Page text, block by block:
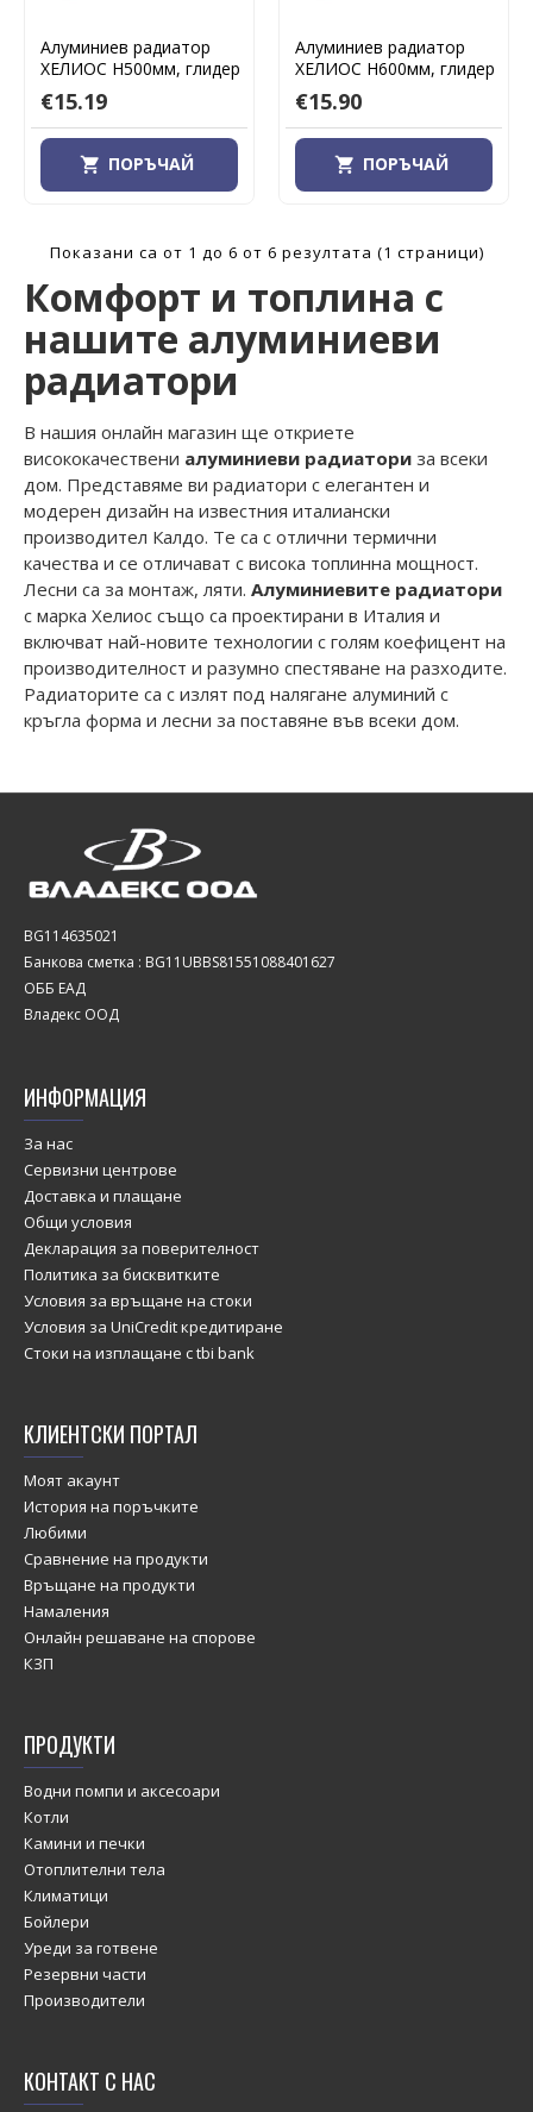
Комфорт и топлина с
нашите алуминиеви
радиатори
В нашия онлайн магазин ще откриете
висококачествени алуминиеви радиатори за всеки
дом. Представяме ви радиатори с елегантен и
модерен дизайн на известния италиански
производител Калдо. Те са с отлични термични
качества и се отличават с висока топлинна мощност.
Лесни са за монтаж, ляти. Алуминиевите радиатори
с марка Хелиос също са проектирани в Италия и
включват най-новите технологии с голям коефицент на
производителност и разумно спестяване на разходите.
Радиаторите са с излят под налягане алуминий с
кръгла форма и лесни за поставяне във всеки дом.
Алуминиев радиатор
ХЕЛИОС H500мм, глидер
€15.19
ПОРЪЧАЙ
Алуминиев радиатор
ХЕЛИОС H600мм, глидер
€15.90
ПОРЪЧАЙ
Показани са от 1 до 6 от 6 резултата (1 страници)
BG114635021
Банкова сметка : BG11UBBS81551088401627
ОББ ЕАД
Владекс ООД
ИНФОРМАЦИЯ
За нас
Сервизни центрове
Доставка и плащане
Общи условия
Декларация за поверителност
Политика за бисквитките
Условия за връщане на стоки
Условия за UniCredit кредитиране
Стоки на изплащане с tbi bank
КЛИЕНТСКИ ПОРТАЛ
Моят акаунт
История на поръчките
Любими
Сравнение на продукти
Връщане на продукти
Намаления
Онлайн решаване на спорове
КЗП
ПРОДУКТИ
Водни помпи и аксесоари
Котли
Камини и печки
Отоплителни тела
Климатици
Бойлери
Уреди за готвене
Резервни части
Производители
КОНТАКТ С НАС